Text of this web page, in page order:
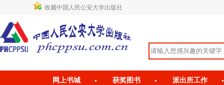
收藏中国人民公安大学出版社
网上书城 获奖图书 派出所工作